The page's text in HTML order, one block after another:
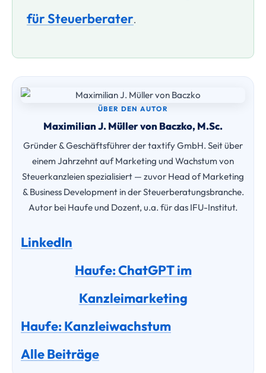
für Steuerberater.
ÜBER DEN AUTOR
Maximilian J. Müller von Baczko, M.Sc.
Gründer & Geschäftsführer der taxtify GmbH. Seit über
einem Jahrzehnt auf Marketing und Wachstum von
Steuerkanzleien spezialisiert — zuvor Head of Marketing
& Business Development in der Steuerberatungsbranche.
Autor bei Haufe und Dozent, u.a. für das IFU-Institut.
LinkedIn
Haufe: ChatGPT im
Kanzleimarketing
Haufe: Kanzleiwachstum
Alle Beiträge